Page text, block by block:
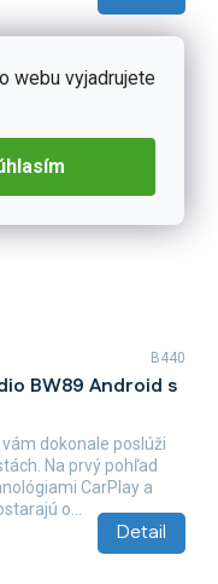
webu vyjadrujete
BW89 Android s
Detail
dokonale poslúži
Na prvý pohľad
CarPlay a
o...
B440